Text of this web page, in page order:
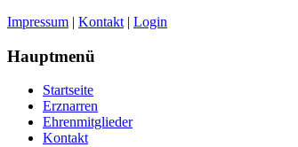
Impressum | Kontakt | Login
Hauptmenü
Startseite
Erznarren
Ehrenmitglieder
Kontakt